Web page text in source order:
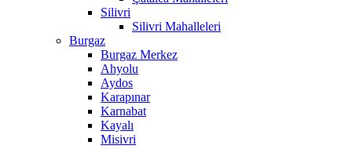
Silivri
Silivri Mahalleleri
Burgaz
Burgaz Merkez
Ahyolu
Aydos
Karapınar
Karnabat
Kayalı
Misivri